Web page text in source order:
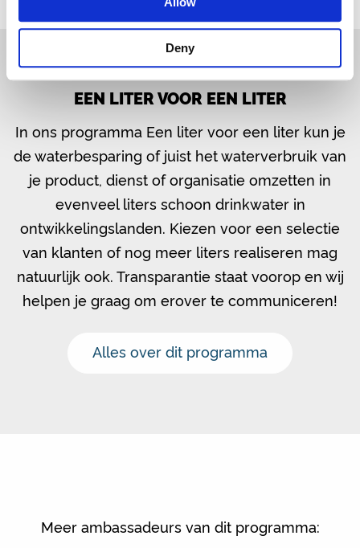
Deny
EEN LITER VOOR EEN LITER
In ons programma Een liter voor een liter kun je
de waterbesparing of juist het waterverbruik van
je product, dienst of organisatie omzetten in
evenveel liters schoon drinkwater in
ontwikkelingslanden. Kiezen voor een selectie
van klanten of nog meer liters realiseren mag
natuurlijk ook. Transparantie staat voorop en wij
helpen je graag om erover te communiceren!
Alles over dit programma
Meer ambassadeurs van dit programma: